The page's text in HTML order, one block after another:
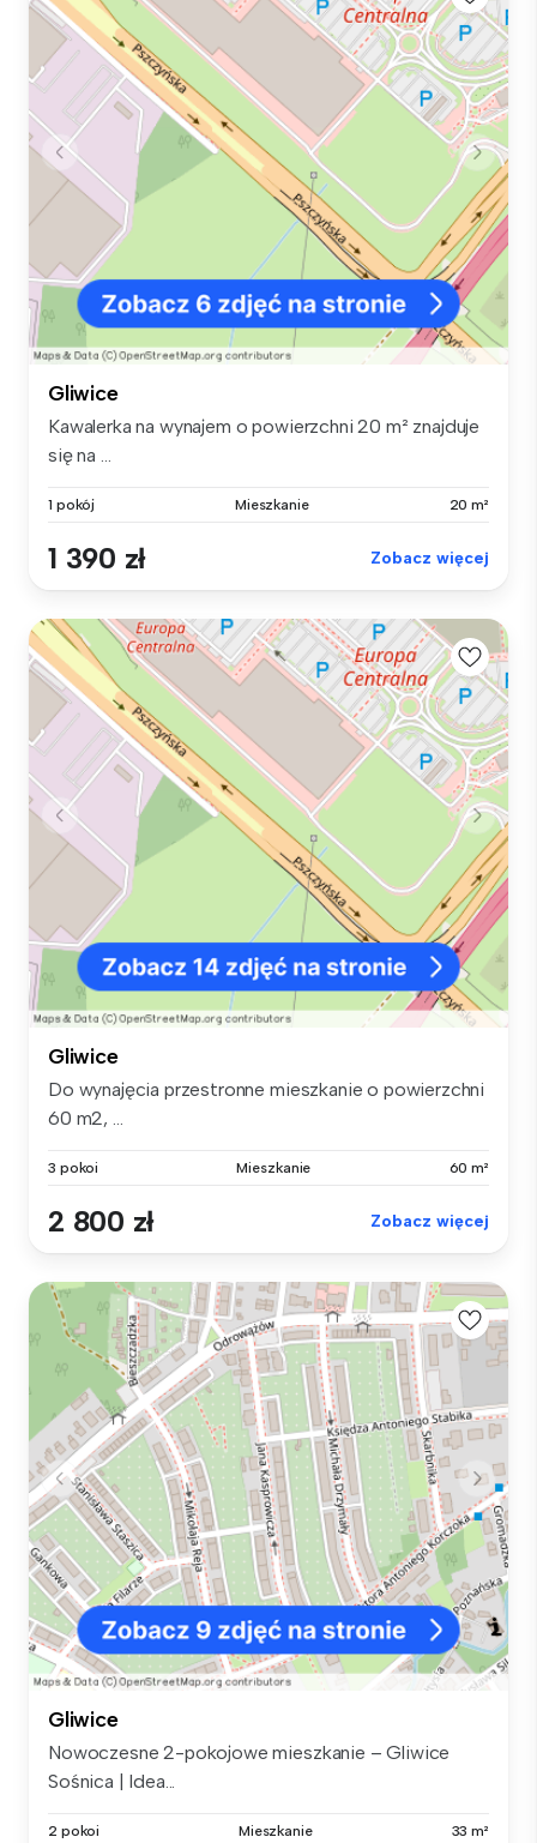
Gliwice
Kawalerka na wynajem o powierzchni 20 m² znajduje
się na ...
1 pokój Mieszkanie 20 m²
1 390 zł Zobacz więcej
Gliwice
Do wynajęcia przestronne mieszkanie o powierzchni
60 m2, ...
3 pokoi Mieszkanie 60 m²
2 800 zł Zobacz więcej
Gliwice
Nowoczesne 2-pokojowe mieszkanie – Gliwice
Sośnica | Idea...
2 pokoi Mieszkanie 33 m²